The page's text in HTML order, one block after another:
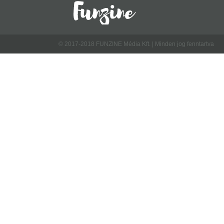
© 2017-2018 FUNZINE Média Kft. | Minden jog fenntartva